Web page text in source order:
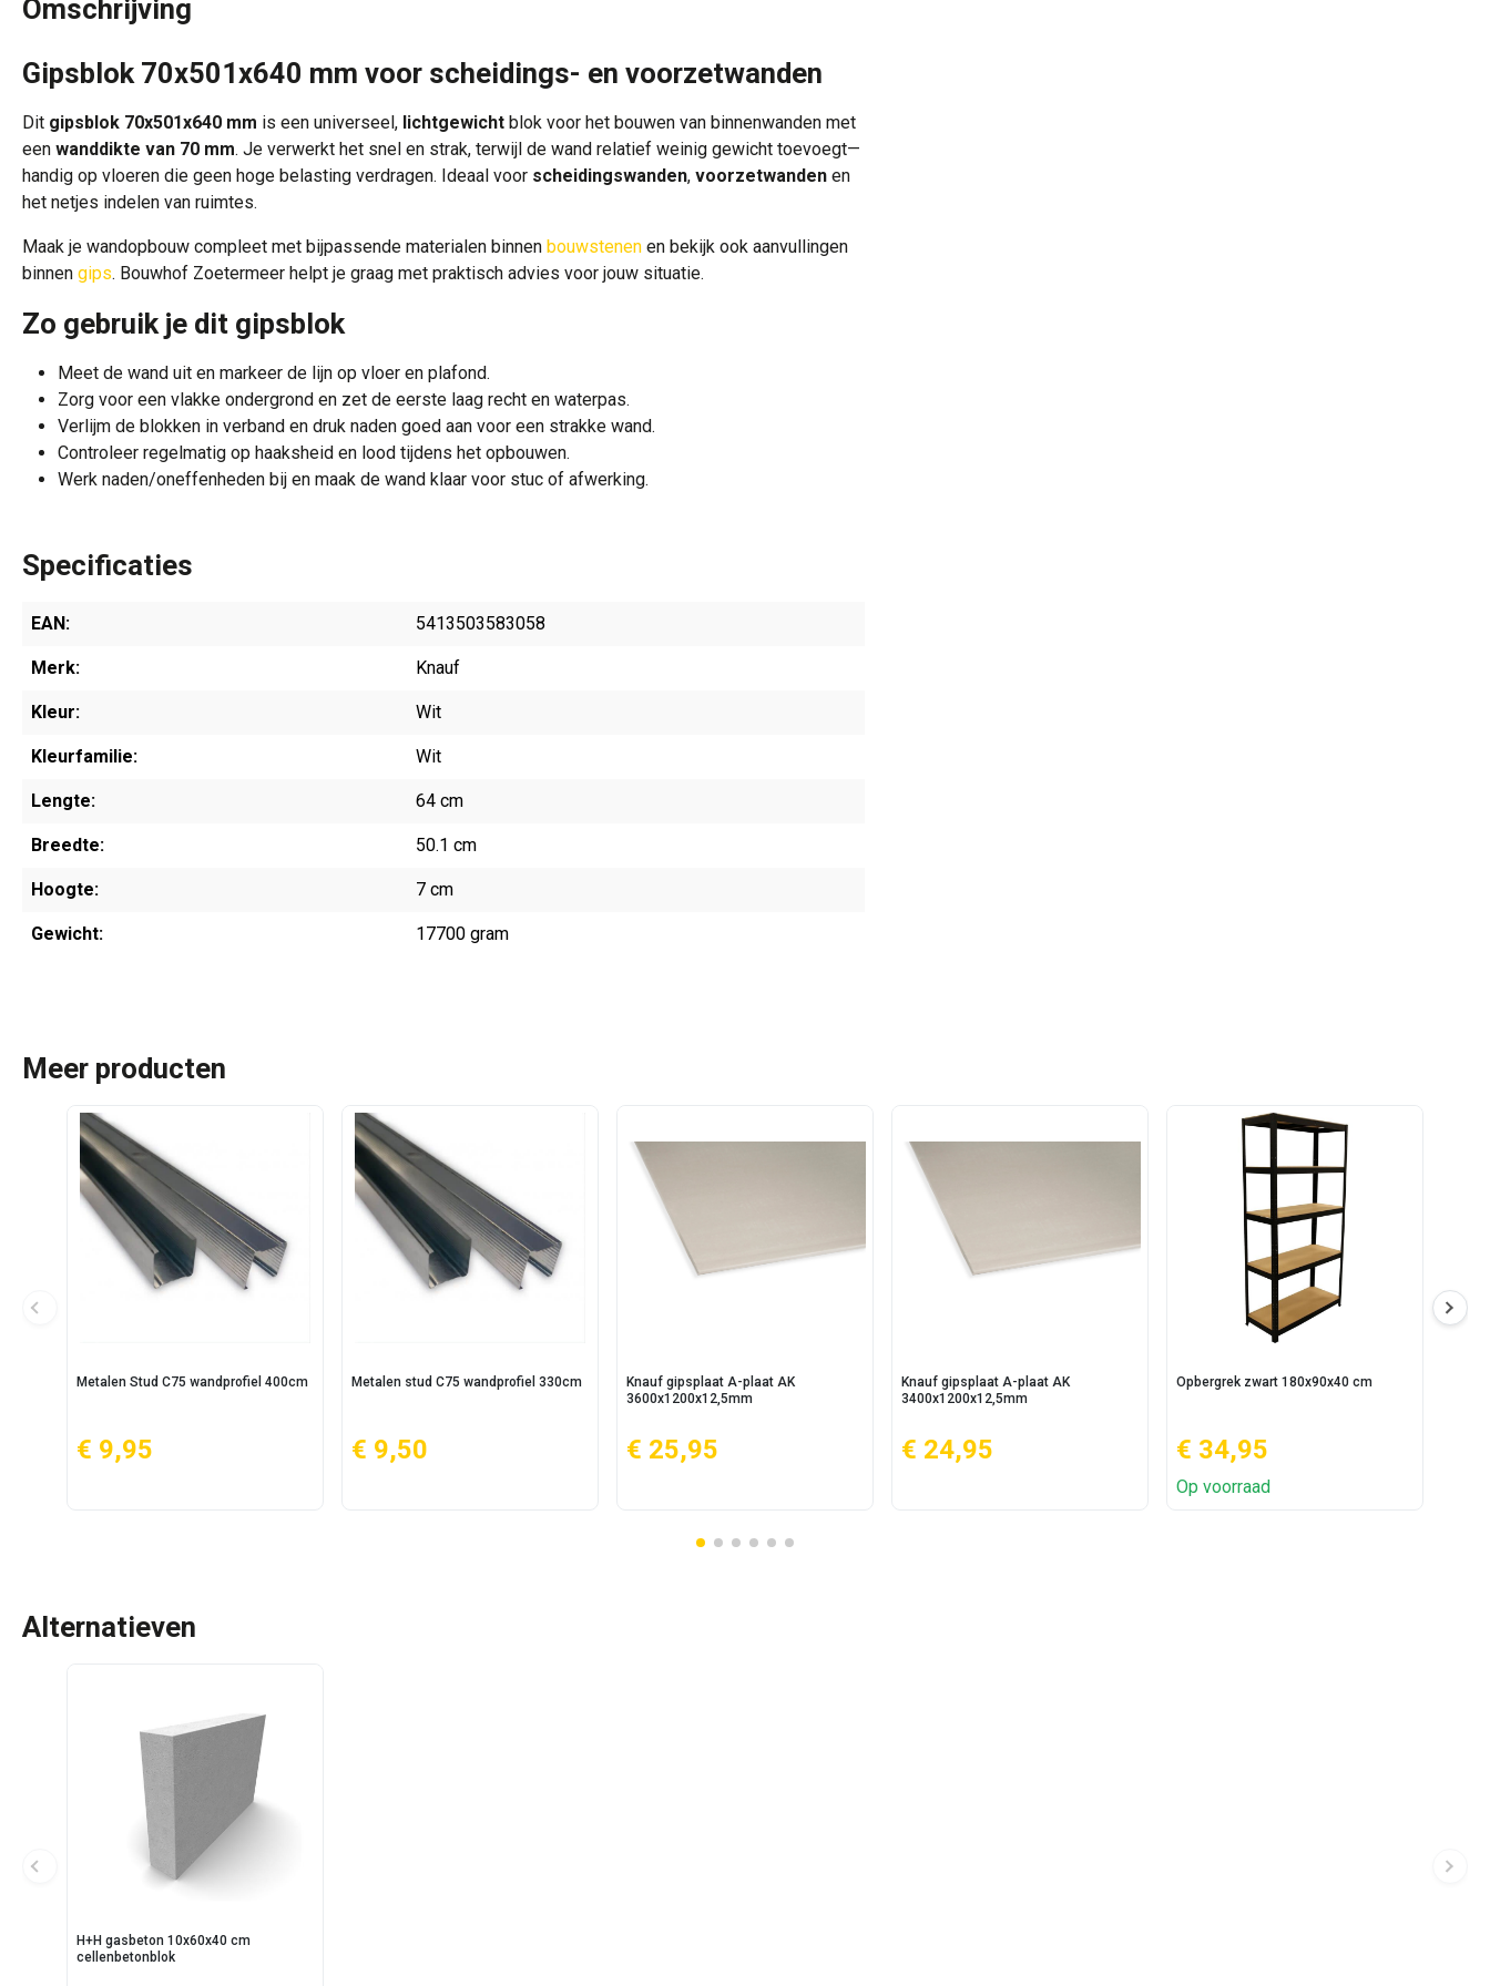
Omschrijving
Gipsblok 70x501x640 mm voor scheidings- en voorzetwanden
Dit gipsblok 70x501x640 mm is een universeel, lichtgewicht blok voor het bouwen van binnenwanden met
een wanddikte van 70 mm. Je verwerkt het snel en strak, terwijl de wand relatief weinig gewicht toevoegt—
handig op vloeren die geen hoge belasting verdragen. Ideaal voor scheidingswanden, voorzetwanden en
het netjes indelen van ruimtes.
Maak je wandopbouw compleet met bijpassende materialen binnen bouwstenen en bekijk ook aanvullingen
binnen gips. Bouwhof Zoetermeer helpt je graag met praktisch advies voor jouw situatie.
Zo gebruik je dit gipsblok
Meet de wand uit en markeer de lijn op vloer en plafond.
Zorg voor een vlakke ondergrond en zet de eerste laag recht en waterpas.
Verlijm de blokken in verband en druk naden goed aan voor een strakke wand.
Controleer regelmatig op haaksheid en lood tijdens het opbouwen.
Werk naden/oneffenheden bij en maak de wand klaar voor stuc of afwerking.
Specificaties
EAN: 5413503583058
Merk: Knauf
Kleur: Wit
Kleurfamilie: Wit
Lengte: 64 cm
Breedte: 50.1 cm
Hoogte: 7 cm
Gewicht: 17700 gram
Meer producten
Metalen Stud C75 wandprofiel 400cm
€ 9,95
Metalen stud C75 wandprofiel 330cm
€ 9,50
Knauf gipsplaat A-plaat AK
3600x1200x12,5mm
€ 25,95
Knauf gipsplaat A-plaat AK
3400x1200x12,5mm
€ 24,95
Opbergrek zwart 180x90x40 cm
€ 34,95
Op voorraad
Alternatieven
H+H gasbeton 10x60x40 cm
cellenbetonblok